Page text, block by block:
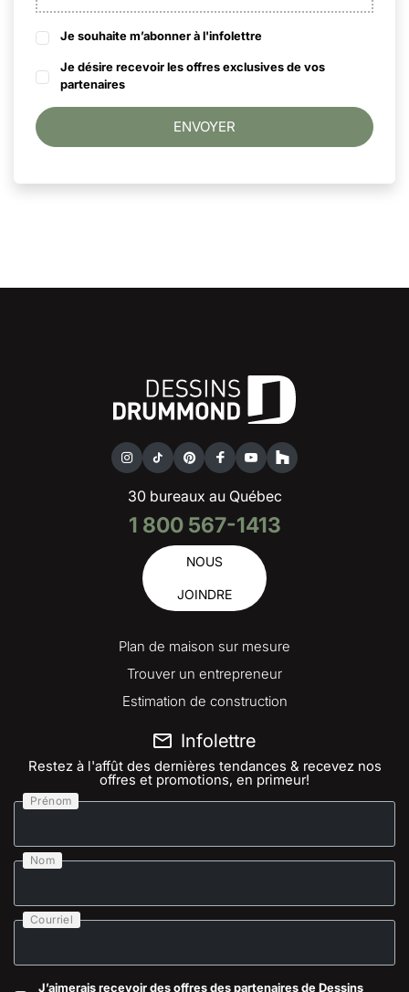
Je souhaite m’abonner à l'infolettre
Je désire recevoir les offres exclusives de vos
partenaires
ENVOYER
30 bureaux au Québec
1 800 567-1413
NOUS
JOINDRE
Plan de maison sur mesure
Trouver un entrepreneur
Estimation de construction
Infolettre
Restez à l'affût des dernières tendances & recevez nos
offres et promotions, en primeur!
Prénom
Nom
Courriel
J’aimerais recevoir des offres des partenaires de Dessins